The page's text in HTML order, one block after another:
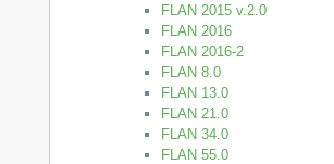
FLAN 2015 v.2.0
FLAN 2016
FLAN 2016-2
FLAN 8.0
FLAN 13.0
FLAN 21.0
FLAN 34.0
FLAN 55.0